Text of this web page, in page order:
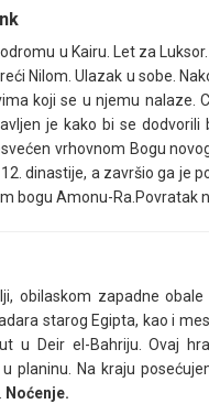
u Kairu. Let za
Nilom. Ulazak u sobe.
koji se u njemu nalaze.
je kako bi se
vrhovnom Bogu
dinastije, a završio ga je
bogu Amonu-Ra.Povratak
obilaskom zapadne
starog Egipta, kao i
u Deir el-Bahriju. Ovaj
Na kraju
Noćenje.